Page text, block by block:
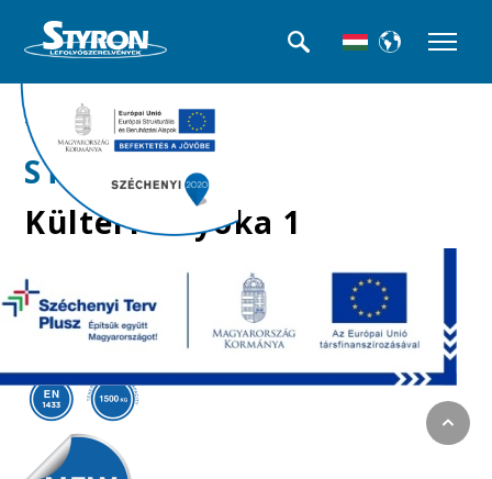
>>Kültéri folyókák
STY-915
Kültéri folyóka 1
méteres horganyzott
fedráccsal,
lecsavarozható